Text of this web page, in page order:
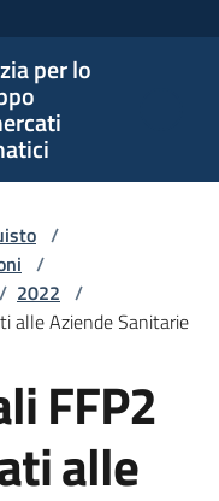
per lo
/
/
/ 2022 /
alle Aziende Sanitarie
FFP2
alle